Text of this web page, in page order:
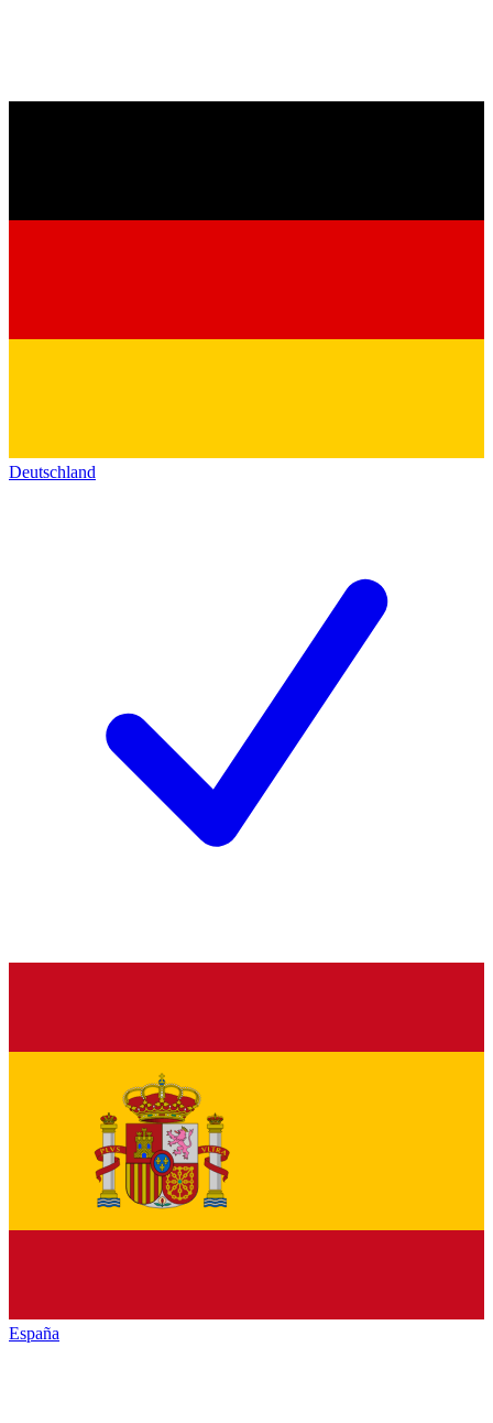
Deutschland
España